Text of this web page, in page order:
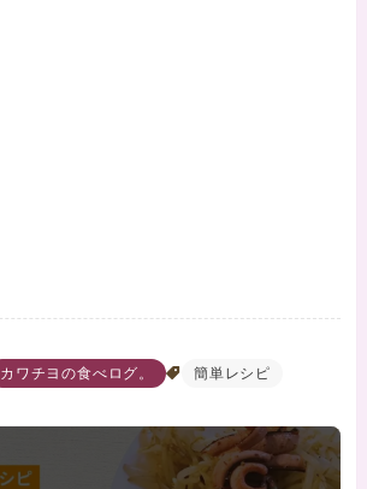
カワチヨの食べログ。 簡単レシピ